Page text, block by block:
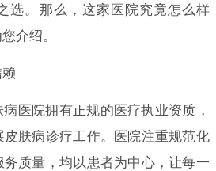
选。那么，这家医院究竟怎么样
介绍。
医院拥有正规的医疗执业资质，
肤病诊疗工作。医院注重规范化
质量，均以患者为中心，让每一